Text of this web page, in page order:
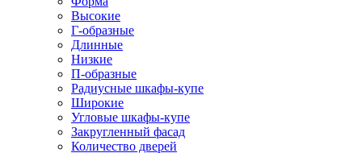
Высокие
Г-образные
Длинные
Низкие
П-образные
Радиусные шкафы-купе
Широкие
Угловые шкафы-купе
Закругленный фасад
Количество дверей